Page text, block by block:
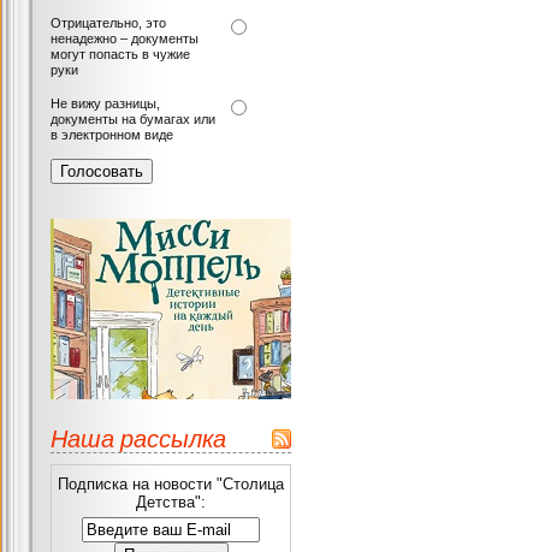
Отрицательно, это
ненадежно – документы
могут попасть в чужие
руки
Не вижу разницы,
документы на бумагах или
в электронном виде
Наша рассылка
Подписка на новости "Столица
Детства":